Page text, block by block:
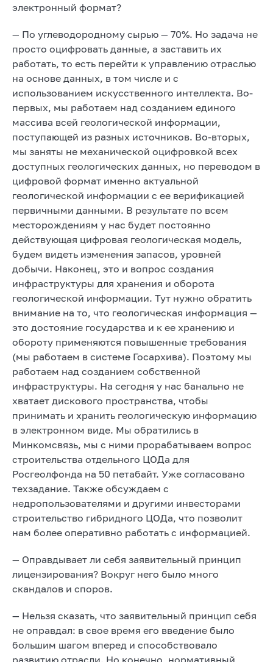
электронный формат?
— По углеводородному сырью — 70%. Но задача не
просто оцифровать данные, а заставить их
работать, то есть перейти к управлению отраслью
на основе данных, в том числе и с
использованием искусственного интеллекта. Во-
первых, мы работаем над созданием единого
массива всей геологической информации,
поступающей из разных источников. Во-вторых,
мы заняты не механической оцифровкой всех
доступных геологических данных, но переводом в
цифровой формат именно актуальной
геологической информации с ее верификацией
первичными данными. В результате по всем
месторождениям у нас будет постоянно
действующая цифровая геологическая модель,
будем видеть изменения запасов, уровней
добычи. Наконец, это и вопрос создания
инфраструктуры для хранения и оборота
геологической информации. Тут нужно обратить
внимание на то, что геологическая информация —
это достояние государства и к ее хранению и
обороту применяются повышенные требования
(мы работаем в системе Госархива). Поэтому мы
работаем над созданием собственной
инфраструктуры. На сегодня у нас банально не
хватает дискового пространства, чтобы
принимать и хранить геологическую информацию
в электронном виде. Мы обратились в
Минкомсвязь, мы с ними прорабатываем вопрос
строительства отдельного ЦОДа для
Росгеолфонда на 50 петабайт. Уже согласовано
техзадание. Также обсуждаем с
недропользователями и другими инвесторами
строительство гибридного ЦОДа, что позволит
нам более оперативно работать с информацией.
— Оправдывает ли себя заявительный принцип
лицензирования? Вокруг него было много
скандалов и споров.
— Нельзя сказать, что заявительный принцип себя
не оправдал: в свое время его введение было
большим шагом вперед и способствовало
развитию отрасли. Но конечно, нормативный